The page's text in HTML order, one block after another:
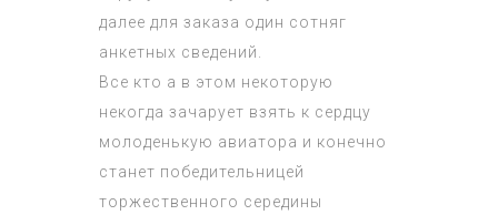
далее для заказа один сотняг
анкетных сведений.
Все кто а в этом некоторую
некогда зачарует взять к сердцу
молоденькую авиатора и конечно
станет победительницей
торжественного середины